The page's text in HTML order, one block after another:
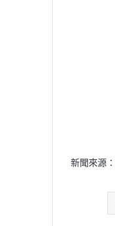
新聞來源：